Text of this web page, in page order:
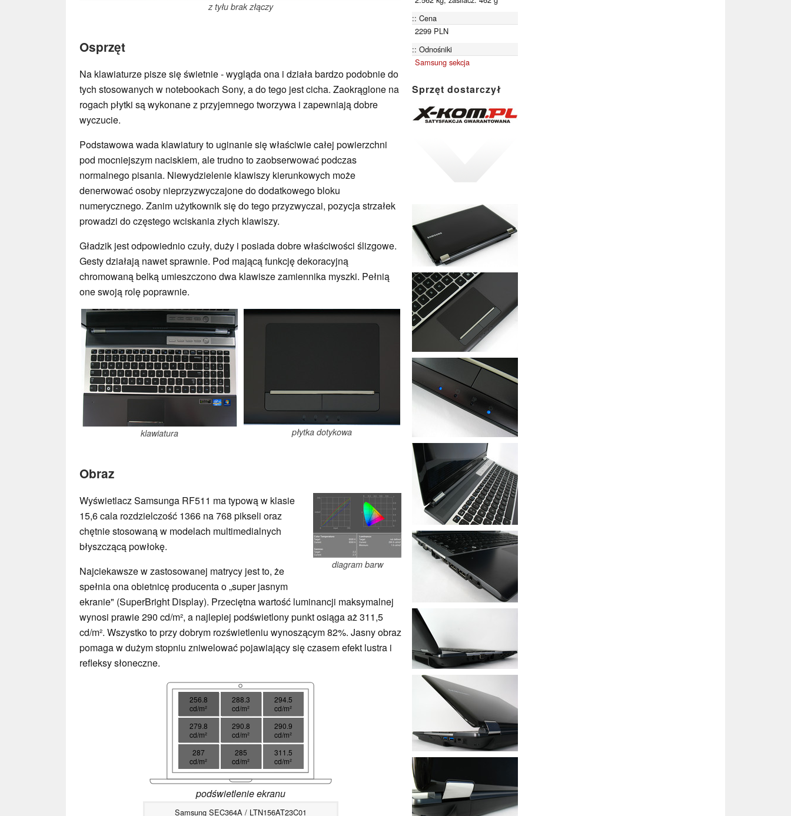
z tyłu brak złączy
Osprzęt
Na klawiaturze pisze się świetnie - wygląda ona i działa bardzo podobnie do
tych stosowanych w notebookach Sony, a do tego jest cicha. Zaokrąglone na
rogach płytki są wykonane z przyjemnego tworzywa i zapewniają dobre
wyczucie.
Podstawowa wada klawiatury to uginanie się właściwie całej powierzchni
pod mocniejszym naciskiem, ale trudno to zaobserwować podczas
normalnego pisania. Niewydzielenie klawiszy kierunkowych może
denerwować osoby nieprzyzwyczajone do dodatkowego bloku
numerycznego. Zanim użytkownik się do tego przyzwyczai, pozycja strzałek
prowadzi do częstego wciskania złych klawiszy.
Gładzik jest odpowiednio czuły, duży i posiada dobre właściwości ślizgowe.
Gesty działają nawet sprawnie. Pod mającą funkcję dekoracyjną
chromowaną belką umieszczono dwa klawisze zamiennika myszki. Pełnią
one swoją rolę poprawnie.
klawiatura płytka dotykowa
Obraz
diagram barw
Wyświetlacz Samsunga RF511 ma typową w klasie
15,6 cala rozdzielczość 1366 na 768 pikseli oraz
chętnie stosowaną w modelach multimedialnych
błyszczącą powłokę.
Najciekawsze w zastosowanej matrycy jest to, że
spełnia ona obietnicę producenta o „super jasnym
ekranie" (SuperBright Display). Przeciętna wartość luminancji maksymalnej
wynosi prawie 290 cd/m², a najlepiej podświetlony punkt osiąga aż 311,5
cd/m². Wszystko to przy dobrym rozświetleniu wynoszącym 82%. Jasny obraz
pomaga w dużym stopniu zniwelować pojawiający się czasem efekt lustra i
refleksy słoneczne.
256.8
cd/m²
288.3
cd/m²
294.5
cd/m²
279.8
cd/m²
290.8
cd/m²
290.9
cd/m²
287
cd/m²
285
cd/m²
311.5
cd/m²
podświetlenie ekranu
Samsung SEC364A / LTN156AT23C01
Cena
2299 PLN
Odnośniki
Samsung sekcja
Sprzęt dostarczył